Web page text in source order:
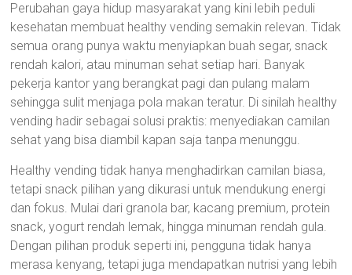
Perubahan gaya hidup masyarakat yang kini lebih peduli
kesehatan membuat healthy vending semakin relevan. Tidak
semua orang punya waktu menyiapkan buah segar, snack
rendah kalori, atau minuman sehat setiap hari. Banyak
pekerja kantor yang berangkat pagi dan pulang malam
sehingga sulit menjaga pola makan teratur. Di sinilah healthy
vending hadir sebagai solusi praktis: menyediakan camilan
sehat yang bisa diambil kapan saja tanpa menunggu.
Healthy vending tidak hanya menghadirkan camilan biasa,
tetapi snack pilihan yang dikurasi untuk mendukung energi
dan fokus. Mulai dari granola bar, kacang premium, protein
snack, yogurt rendah lemak, hingga minuman rendah gula.
Dengan pilihan produk seperti ini, pengguna tidak hanya
merasa kenyang, tetapi juga mendapatkan nutrisi yang lebih